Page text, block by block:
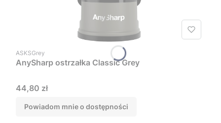
Kod produktu
ASKSGrey
AnySharp ostrzałka Classic Grey
Cena
44,80 zł
Powiadom mnie o dostępności